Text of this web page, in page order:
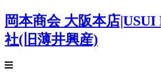
岡本商会 大阪本店
社(旧薄井興産)